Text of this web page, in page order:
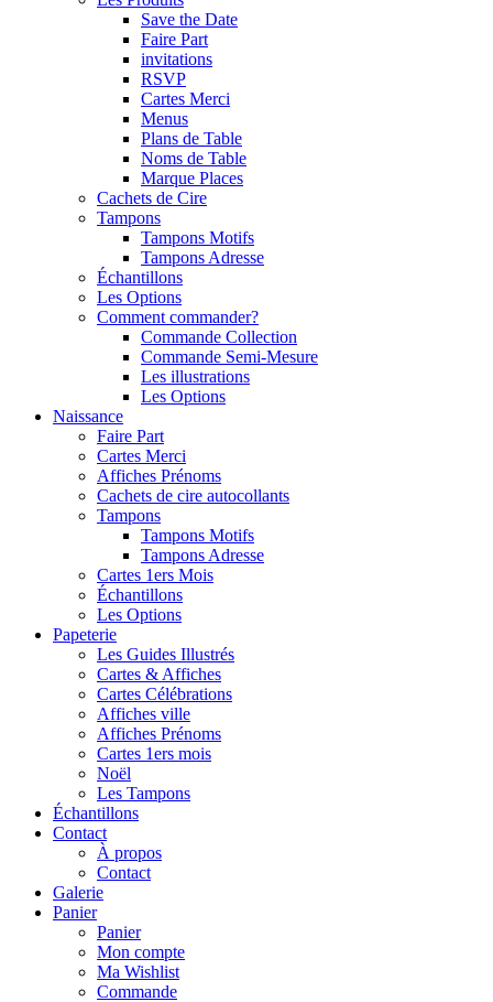
Save the Date
Faire Part
invitations
RSVP
Cartes Merci
Menus
Plans de Table
Noms de Table
Marque Places
Cachets de Cire
Tampons
Tampons Motifs
Tampons Adresse
Échantillons
Les Options
Comment commander?
Commande Collection
Commande Semi-Mesure
Les illustrations
Les Options
Naissance
Faire Part
Cartes Merci
Affiches Prénoms
Cachets de cire autocollants
Tampons
Tampons Motifs
Tampons Adresse
Cartes 1ers Mois
Échantillons
Les Options
Papeterie
Les Guides Illustrés
Cartes & Affiches
Cartes Célébrations
Affiches ville
Affiches Prénoms
Cartes 1ers mois
Noël
Les Tampons
Échantillons
Contact
À propos
Contact
Galerie
Panier
Panier
Mon compte
Ma Wishlist
Commande